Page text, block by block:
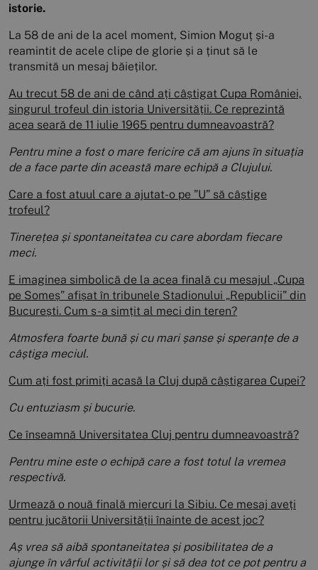
istorie.
La 58 de ani de la acel moment, Simion Moguț și-a
reamintit de acele clipe de glorie și a ținut să le
transmită un mesaj băieților.
Au trecut 58 de ani de când ați câștigat Cupa României,
singurul trofeul din istoria Universității. Ce reprezintă
acea seară de 11 iulie 1965 pentru dumneavoastră?
Pentru mine a fost o mare fericire că am ajuns în situația
de a face parte din această mare echipă a Clujului.
Care a fost atuul care a ajutat-o pe ”U” să câștige
trofeul?
Tinerețea și spontaneitatea cu care abordam fiecare
meci.
E imaginea simbolică de la acea finală cu mesajul „Cupa
pe Someș” afișat în tribunele Stadionului „Republicii” din
București. Cum s-a simțit al meci din teren?
Atmosfera foarte bună și cu mari șanse și speranțe de a
câștiga meciul.
Cum ați fost primiți acasă la Cluj după câștigarea Cupei?
Cu entuziasm și bucurie.
Ce înseamnă Universitatea Cluj pentru dumneavoastră?
Pentru mine este o echipă care a fost totul la vremea
respectivă.
Urmează o nouă finală miercuri la Sibiu. Ce mesaj aveți
pentru jucătorii Universității înainte de acest joc?
Aș vrea să aibă spontaneitatea și posibilitatea de a
ajunge în vârful activității lor și să dea tot ce pot pentru a